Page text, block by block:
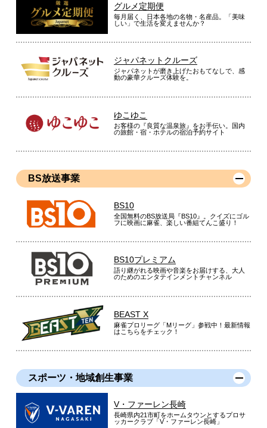
グルメ定期便
毎月届く、日本各地の名物・名産品。「美味
しい」で生活を変えませんか？
ジャパネットクルーズ
ジャパネットが磨き上げたおもてなしで、感
動の豪華クルーズ体験を。
ゆこゆこ
お客様の『良質な温泉旅』をお手伝い。国内
の旅館・宿・ホテルの宿泊予約サイト
BS放送事業
BS10
全国無料のBS放送局『BS10』。クイズにゴル
フに映画に麻雀、楽しい番組てんこ盛り！
BS10プレミアム
語り継がれる映画や音楽をお届けする、大人
のためのエンタテインメントチャンネル
BEAST X
麻雀プロリーグ「Mリーグ」参戦中！最新情報
はこちらをチェック！
スポーツ・地域創生事業
V・ファーレン長崎
長崎県内21市町をホームタウンとするプロサ
ッカークラブ「V・ファーレン長崎」